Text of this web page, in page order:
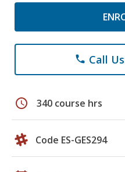
phone Call
schedule 340 course hrs
Code ES-GES294